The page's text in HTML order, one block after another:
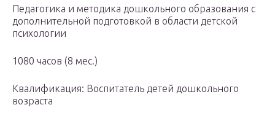
Педагогика и методика дошкольного образования с
дополнительной подготовкой в области детской
психологии
1080 часов (8 мес.)
Квалификация: Воспитатель детей дошкольного
возраста